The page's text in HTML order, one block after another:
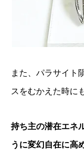
また、パラサイト
スをむかえた時に
持ち主の潜在エネ
うに変幻自在に高